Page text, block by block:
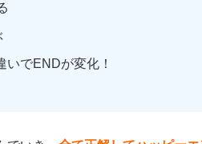
いでENDが変化！